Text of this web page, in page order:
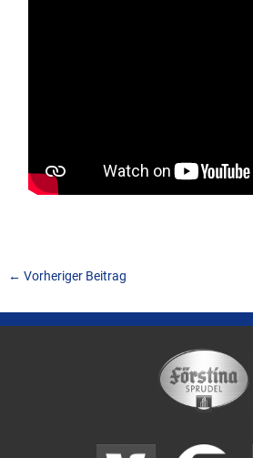
← Vorheriger Beitrag